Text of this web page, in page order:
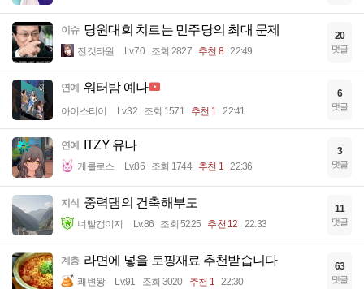
이슈 당원대회 치르는 민주당의 최대 문제
진겟타원 Lv.70 조회 2827 추천 8 22:49
20
댓글
연예 워터밤 예나
아이스티이 Lv.32 조회 1571 추천 1 22:41
6
댓글
연예 ITZY 유나
케를로스 Lv.86 조회 1744 추천 1 22:36
3
댓글
지식 중력댐의 건축해부도
너빨갱이지 Lv.86 조회 5225 추천 12 22:33
11
댓글
계층 라면에 넣을 토핑재료 추천받습니다
쾌변왕 Lv.91 조회 3020 추천 1 22:30
63
댓글